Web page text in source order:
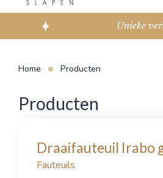
Home Producten
Producten
Draaifauteuil Irabo
Fauteuils